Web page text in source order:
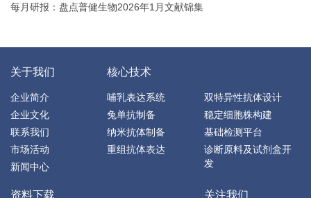
每月研报：盘点普健生物2026年1月文献锦集
关于我们
企业简介
企业文化
联系我们
市场活动
新闻中心
核心技术
哺乳表达系统
兔单抗制备
纳米抗体制备
重组抗体表达
双特异性抗体设计
稳定细胞株构建
基础检测平台
诊断原料及试剂盒开
发
资料下载 关注我们